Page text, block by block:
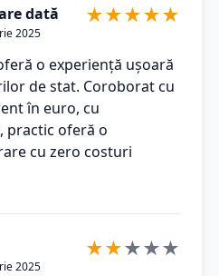
dată
2025
★★★★★
o experiență ușoară
de stat. Coroborat cu
în euro, cu
practic oferă o
cu zero costuri
2025
★★★★★